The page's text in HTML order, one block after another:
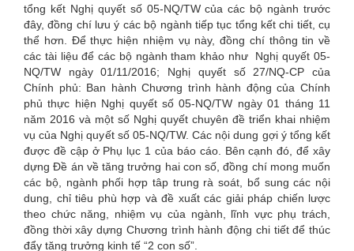
tổng kết Nghị quyết số 05-NQ/TW của các bộ ngành trước
đây, đồng chí lưu ý các bộ ngành tiếp tục tổng kết chi tiết, cụ
thể hơn. Để thực hiện nhiệm vụ này, đồng chí thông tin về
các tài liệu để các bộ ngành tham khảo như Nghị quyết 05-
NQ/TW ngày 01/11/2016; Nghị quyết số 27/NQ-CP của
Chính phủ: Ban hành Chương trình hành động của Chính
phủ thực hiện Nghị quyết số 05-NQ/TW ngày 01 tháng 11
năm 2016 và một số Nghị quyết chuyên đề triển khai nhiệm
vụ của Nghị quyết số 05-NQ/TW. Các nội dung gợi ý tổng kết
được đề cập ở Phụ lục 1 của báo cáo. Bên cạnh đó, để xây
dựng Đề án về tăng trưởng hai con số, đồng chí mong muốn
các bộ, ngành phối hợp tâp trung rà soát, bổ sung các nội
dung, chỉ tiêu phù hợp và đề xuất các giải pháp chiến lược
theo chức năng, nhiệm vụ của ngành, lĩnh vực phụ trách,
đồng thời xây dựng Chương trình hành động chi tiết để thúc
đẩy tăng trưởng kinh tế “2 con số”.